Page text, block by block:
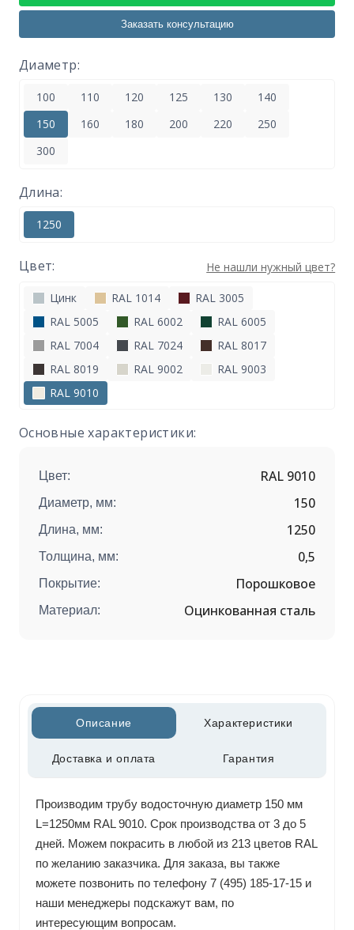
Заказать консультацию
Диаметр:
100 110 120 125 130
140
150
160 180 200 220
250
300
Длина:
1250
Цвет: Не нашли нужный цвет?
Цинк RAL 1014
RAL 3005
RAL 5005
RAL 6002
RAL 6005
RAL 7004
RAL 7024
RAL 8017
RAL 8019
RAL 9002
RAL 9003
RAL 9010
Основные характеристики:
Цвет: RAL 9010
Диаметр, мм: 150
Длина, мм: 1250
Толщина, мм: 0,5
Покрытие: Порошковое
Материал: Оцинкованная сталь
Описание Характеристики
Доставка и оплата Гарантия
Производим трубу водосточную диаметр 150 мм
L=1250мм RAL 9010. Срок производства от 3 до 5
дней. Можем покрасить в любой из 213 цветов RAL
по желанию заказчика. Для заказа, вы также
можете позвонить по телефону 7 (495) 185-17-15 и
наши менеджеры подскажут вам, по
интересующим вопросам.